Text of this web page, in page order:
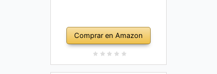
Comprar en Amazon